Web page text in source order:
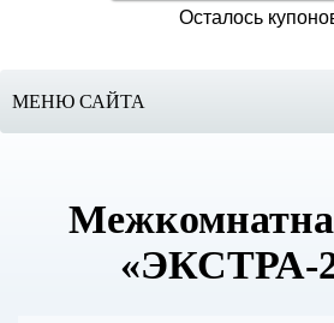
Осталось
МЕНЮ САЙТА
«ЭКСТРА-